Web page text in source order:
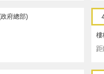
府總部)
樓